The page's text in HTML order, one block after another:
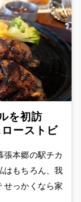
を初訪
ーストビ
張本郷の駅チカ
はもちろん、我
せっかくなら家